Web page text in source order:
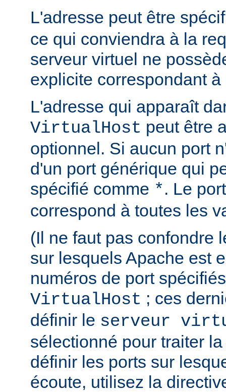
L'adresse peut être
ce qui conviendra à la
serveur virtuel ne
explicite correspondant
L'adresse qui apparaît
VirtualHost peut être
optionnel. Si aucun port
d'un port générique qui
spécifié comme *. Le
correspond à toutes les
(Il ne faut pas confondre
sur lesquels Apache est
numéros de port
VirtualHost ; ces
définir le serveur
sélectionné pour traiter
définir les ports sur
écoute, utilisez la